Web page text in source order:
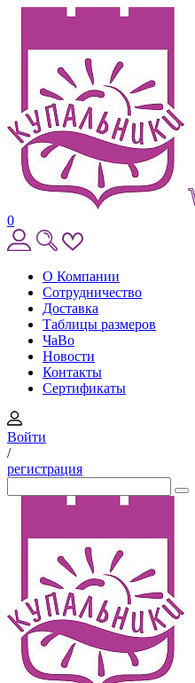
0
О Компании
Сотрудничество
Доставка
Таблицы размеров
ЧаВо
Новости
Контакты
Сертификаты
Войти
/
регистрация